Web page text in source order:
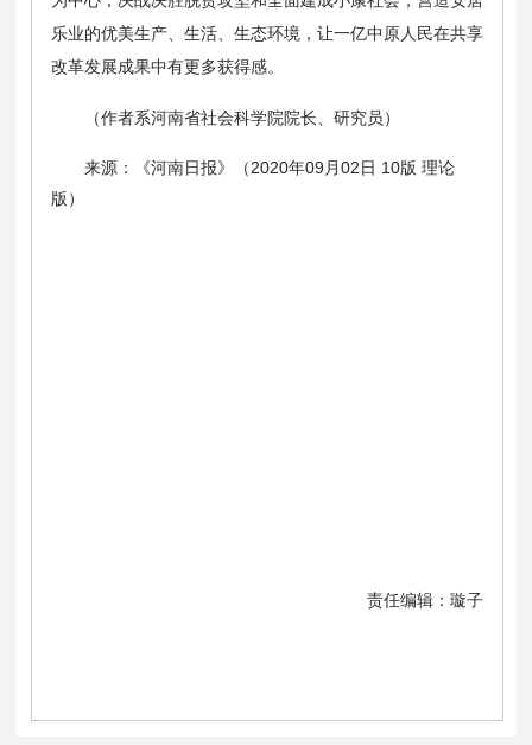
乐业的优美生产、生活、生态环境，让一亿中原人民在共享
改革发展成果中有更多获得感。
（作者系河南省社会科学院院长、研究员）
来源：《河南日报》（2020年09月02日 10版 理论
版）
责任编辑：璇子